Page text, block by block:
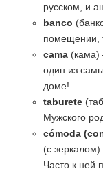
русском, и
banco
помещении,
cama (кама)
один из
доме!
taburete
Мужского
cómoda
(с зеркалом).
Часто к ней